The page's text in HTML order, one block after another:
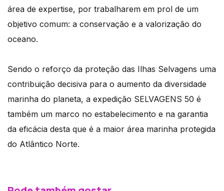
área de expertise, por trabalharem em prol de um
objetivo comum: a conservação e a valorização do
oceano.
Sendo o reforço da proteção das Ilhas Selvagens uma
contribuição decisiva para o aumento da diversidade
marinha do planeta, a expedição SELVAGENS 50 é
também um marco no estabelecimento e na garantia
da eficácia desta que é a maior área marinha protegida
do Atlântico Norte.